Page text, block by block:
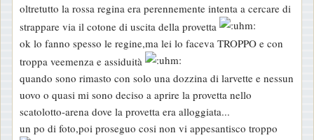
oltretutto la rossa regina era perennemente intenta a cercare di
strappare via il cotone di uscita della provetta
ok lo fanno spesso le regine,ma lei lo faceva TROPPO e con
troppa veemenza e assiduità
quando sono rimasto con solo una dozzina di larvette e nessun
uovo o quasi mi sono deciso a aprire la provetta nello
scatolotto-arena dove la provetta era alloggiata...
un po di foto,poi proseguo cosi non vi appesantisco troppo